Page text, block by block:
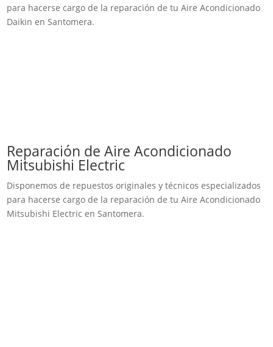
para hacerse cargo de la reparación de tu Aire Acondicionado
Daikin en Santomera.
Reparación de Aire Acondicionado
Mitsubishi Electric
Disponemos de repuestos originales y técnicos especializados
para hacerse cargo de la reparación de tu Aire Acondicionado
Mitsubishi Electric en Santomera.